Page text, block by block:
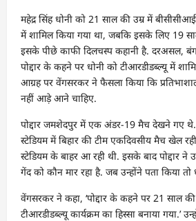
महेद्र सिंह धोनी को 21 साल की उम्र में
में शामिल किया गया था, जबकि इसके लिए 19 साल
इसके पीछे काफी दिलचस्प कहानी है. दरअसल,
पोद्दार के कहने पर धोनी को टीआरडीडब्ल्यू में
आग्रह पर वेंगसरकर ने फैसला किया कि
नहीं आड़े आने चाहिए.
पोद्दार जमशेदपुर में एक अंडर-19 मैच देखने गए
स्टेडियम में बिहार की टीम एकदिवसीय मैच खेल
स्टेडियम के बाहर आ रही थी. इसके बाद पोद्दार ने
गेंद को कौन मार रहा है. जब उन्होंने पता किया
वेंगसरकर ने कहा, ‘पोद्दार के कहने पर 21 साल की
टीआरडीडब्ल्यू कार्यक्रम का हिस्सा बनाया गया.’